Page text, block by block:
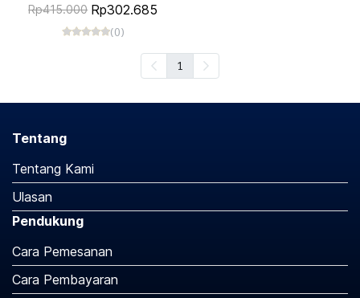
Rp415.000 Rp302.685
(0)
1
Tentang
Tentang Kami
Ulasan
Pendukung
Cara Pemesanan
Cara Pembayaran